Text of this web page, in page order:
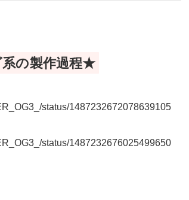
の製作過程★
status/1487232672078639105
status/1487232676025499650